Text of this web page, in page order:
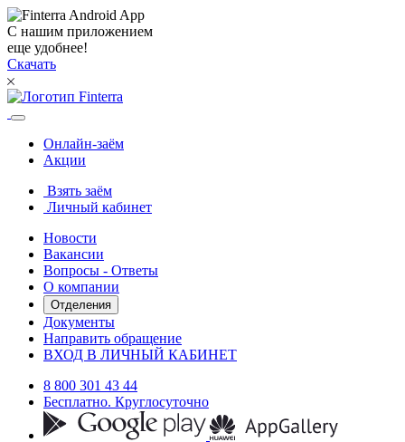
С нашим приложением
еще удобнее!
Скачать
Онлайн-заём
Акции
Взять заём
Личный кабинет
Новости
Вакансии
Вопросы - Ответы
О компании
Отделения
Документы
Направить обращение
ВХОД В ЛИЧНЫЙ КАБИНЕТ
8 800 301 43 44
Бесплатно. Круглосуточно